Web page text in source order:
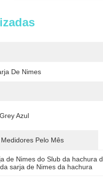
De Nimes
Azul
Pelo Mês
de Nimes do Slub da hachura
sarja de Nimes da hachura